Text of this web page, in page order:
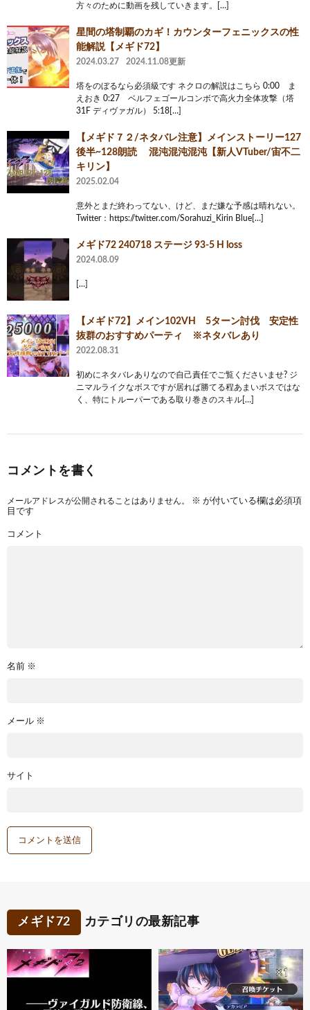
方々のために動画を残していきます。[…]
星間の塔制覇のカギ！カウンターフェニックスの性
能解説【メギド72】
2024.03.27 2024.11.08更新
塔をのぼるなら必須級です ネクロの解説はこちら 0:00 ま
えおき 0:27 ベルフェゴールコンボで高火力全体攻撃（塔
31F ディヴァガル） 5:18[…]
【メギド７２/ネタバレ注意】メインストーリー127
後半~128朗読 混沌混沌混沌【新人VTuber/宙不二
キリン】
2025.02.04
意外とまだ終わってない、けど、まだ嫌な予感は晴れない。
Twitter：https://twitter.com/Sorahuzi_Kirin Blue[…]
メギド72 240718 ステージ 93-5 H loss
2024.08.09
[…]
【メギド72】メイン102VH 5ターン討伐 安定性
抜群のおすすめパーティ ※ネタバレあり
2022.08.31
初めにネタバレありなので自己責任でご覧くださいませ? ジ
ニマルライクなボスですが居れば勝てる程あまいボスではな
く、特にトルーパーである取り巻きのスキル[…]
コメントを書く
メールアドレスが公開されることはありません。 ※ が付いている欄は必須項
目です
コメント
名前 ※
メール ※
サイト
メギド72 カテゴリの最新記事